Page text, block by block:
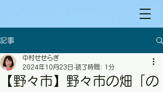
記事
【野々市】野々市の畑「の
中村せせらぎ
2024年10月23日 読了時間: 1分